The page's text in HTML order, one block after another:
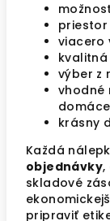
viacero
výber z
vhodné
krásny
Každá
objednávky,
skladové
pripraviť